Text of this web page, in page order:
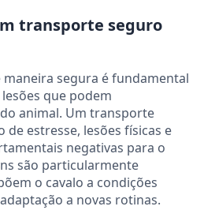
transporte seguro
segura é fundamental
que podem
animal. Um transporte
estresse, lesões físicas e
negativas para o
são particularmente
o cavalo a condições
a novas rotinas.